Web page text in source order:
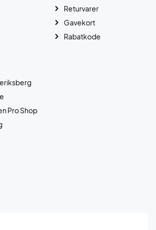
Returvarer
Gavekort
Rabatkode
Pro Shop